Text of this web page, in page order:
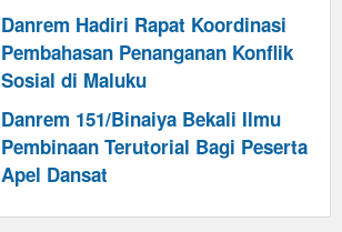
Danrem Hadiri Rapat Koordinasi
Pembahasan Penanganan Konflik
Sosial di Maluku
Danrem 151/Binaiya Bekali Ilmu
Pembinaan Terutorial Bagi Peserta
Apel Dansat